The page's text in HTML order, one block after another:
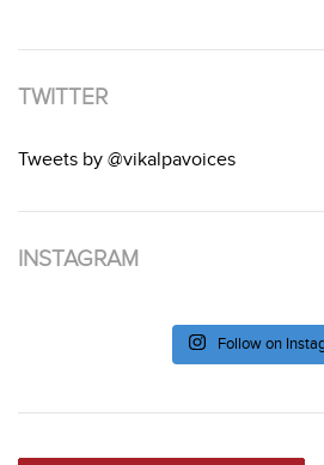
TWITTER
Tweets by @vikalpavoices
INSTAGRAM
Follow on